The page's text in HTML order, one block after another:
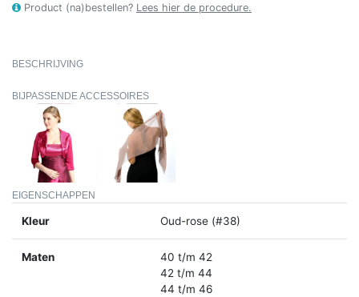
Product (na)bestellen? Lees hier de procedure.
BESCHRIJVING
BIJPASSENDE ACCESSOIRES
EIGENSCHAPPEN
Kleur Oud-rose (#38)
Maten
40 t/m 42
42 t/m 44
44 t/m 46